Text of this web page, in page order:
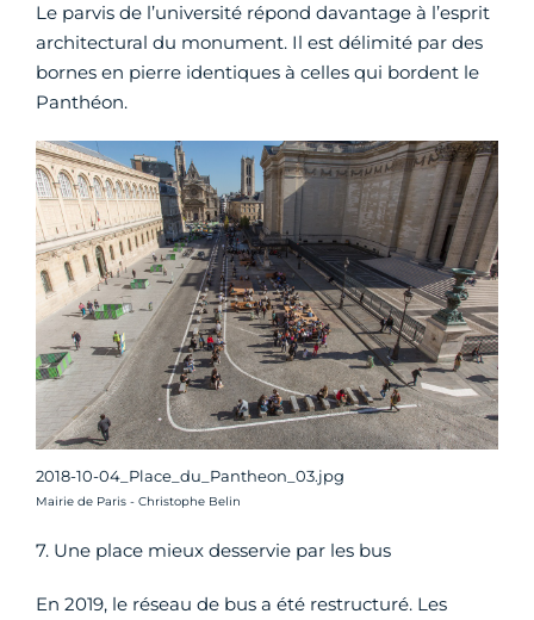
Le parvis de l’université répond davantage à l’esprit
architectural du monument. Il est délimité par des
bornes en pierre identiques à celles qui bordent le
Panthéon.
2018-10-04_Place_du_Pantheon_03.jpg
Crédit photo :
Mairie de Paris - Christophe Belin
7. Une place mieux desservie par les bus
En 2019, le réseau de bus a été restructuré. Les